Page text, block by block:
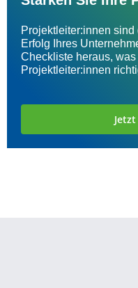
Projektleiter:innen
Erfolg Ihres
Checkliste heraus,
Projektleiter:innen